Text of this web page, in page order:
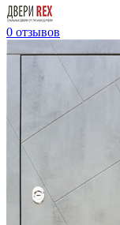
0 отзывов